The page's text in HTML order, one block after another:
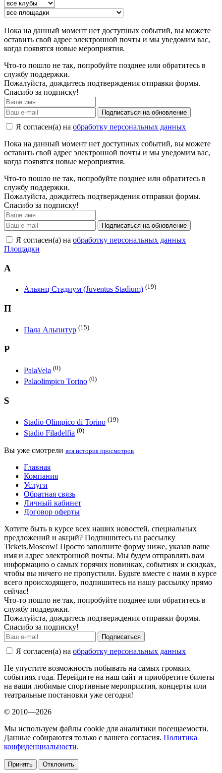
Пока на данный момент нет доступных событий, вы можете
оставить свой адрес электронной почты и мы уведомим вас,
когда появятся новые мероприятия.
Что-то пошло не так, попробуйте позднее или обратитесь в
службу поддержки.
Пожалуйста, дождитесь подтверждения отправки формы.
Спасибо за подписку!
Подписаться на обновление
Я согласен(а) на обработку персональных данных
Пока на данный момент нет доступных событий, вы можете
оставить свой адрес электронной почты и мы уведомим вас,
когда появятся новые мероприятия.
Что-то пошло не так, попробуйте позднее или обратитесь в
службу поддержки.
Пожалуйста, дождитесь подтверждения отправки формы.
Спасибо за подписку!
Подписаться на обновление
Я согласен(а) на обработку персональных данных
Площадки
А
Альянц Стадиум (Juventus Stadium) (19)
П
Пала Альпитур (15)
P
PalaVela (0)
Palaolimpico Torino (0)
S
Stadio Olimpico di Torino (19)
Stadio Filadelfia (0)
Вы уже смотрели вся история просмотров
Главная
Компания
Услуги
Обратная связь
Личный кабинет
Договор оферты
Хотите быть в курсе всех наших новостей, специальных
предложений и акций? Подпишитесь на рассылку
Tickets.Moscow! Просто заполните форму ниже, указав ваше
имя и адрес электронной почты. Мы будем отправлять вам
информацию о самых горячих новинках, событиях и скидках,
чтобы вы ничего не пропустили. Будьте вместе с нами в курсе
всего происходящего, подпишитесь на нашу рассылку прямо
сейчас!
Что-то пошло не так, попробуйте позднее или обратитесь в
службу поддержки.
Пожалуйста, дождитесь подтверждения отправки формы.
Спасибо за подписку!
Подписаться
Я согласен(а) на обработку персональных данных
Не упустите возможность побывать на самых громких
событиях года. Перейдите на наш сайт и приобретите билеты
на ваши любимые спортивные мероприятия, концерты или
театральные постановки уже сегодня!
© 2010—2026
Мы используем файлы cookie для аналитики посещаемости.
Данные собираются только с вашего согласия. Политика
конфиденциальности.
Принять Отклонить